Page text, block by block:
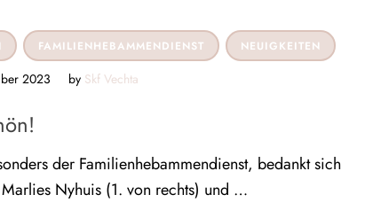
FAMILIENHEBAMMENDIENST NEUIGKEITEN
2023 by Skf Vechta
der Familienhebammendienst, bedankt sich
Nyhuis (1. von rechts) und …